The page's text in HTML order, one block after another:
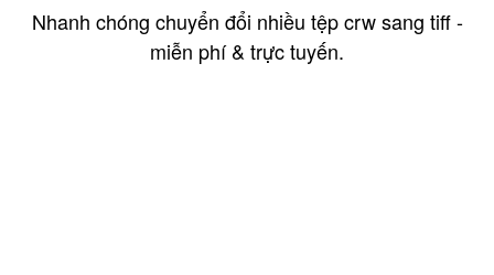
Nhanh chóng chuyển đổi nhiều tệp crw sang tiff -
miễn phí & trực tuyến.